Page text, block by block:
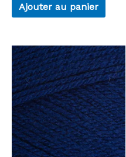
Ajouter au panier